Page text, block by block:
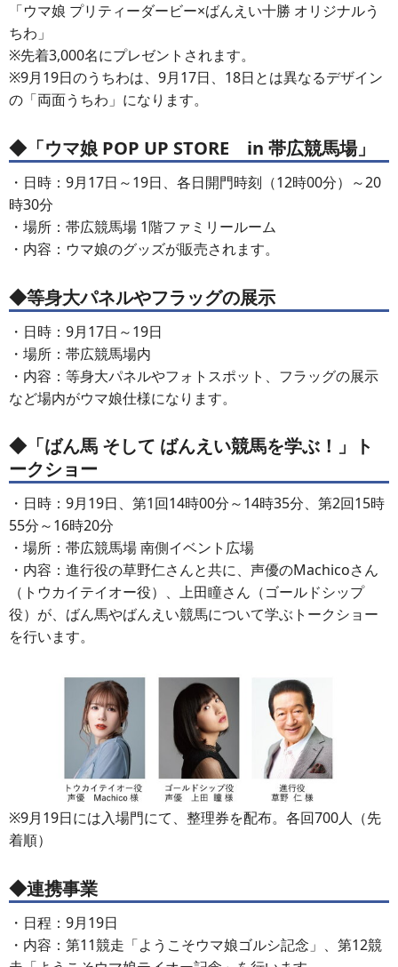
「ウマ娘 プリティーダービー×ばんえい十勝 オリジナルう
ちわ」
※先着3,000名にプレゼントされます。
※9月19日のうちわは、9月17日、18日とは異なるデザイン
の「両面うちわ」になります。
◆「ウマ娘 POP UP STORE in 帯広競馬場」
・日時：9月17日～19日、各日開門時刻（12時00分）～20
時30分
・場所：帯広競馬場 1階ファミリールーム
・内容：ウマ娘のグッズが販売されます。
◆等身大パネルやフラッグの展示
・日時：9月17日～19日
・場所：帯広競馬場内
・内容：等身大パネルやフォトスポット、フラッグの展示
など場内がウマ娘仕様になります。
◆「ばん馬 そして ばんえい競馬を学ぶ！」ト
ークショー
・日時：9月19日、第1回14時00分～14時35分、第2回15時
55分～16時20分
・場所：帯広競馬場 南側イベント広場
・内容：進行役の草野仁さんと共に、声優のMachicoさん
（トウカイテイオー役）、上田瞳さん（ゴールドシップ
役）が、ばん馬やばんえい競馬について学ぶトークショー
を行います。
※9月19日には入場門にて、整理券を配布。各回700人（先
着順）
◆連携事業
・日程：9月19日
・内容：第11競走「ようこそウマ娘ゴルシ記念」、第12競